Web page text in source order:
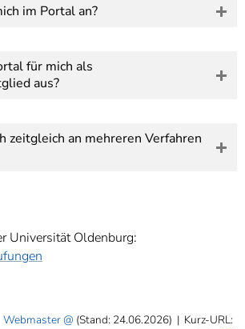
im Portal an?
für mich als
aus?
zeitgleich an mehreren Verfahren
Universität Oldenburg:
Webmaster (Stand: 24.06.2026) | Kurz-URL: